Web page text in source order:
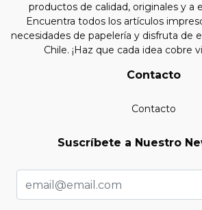
productos de calidad, originales y a
Encuentra todos los artículos
necesidades de papelería y disfruta de
Chile. ¡Haz que cada idea cobre
Contacto
Contacto
Suscríbete a Nuestro